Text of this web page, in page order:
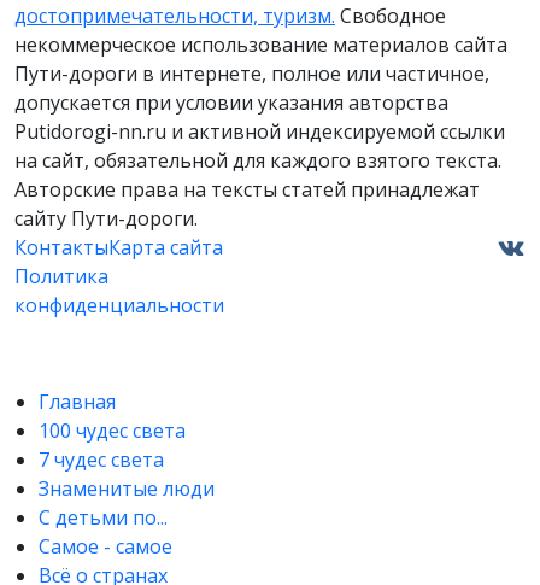
достопримечательности, туризм. Свободное
некоммерческое использование материалов сайта
Пути-дороги в интернете, полное или частичное,
допускается при условии указания авторства
Putidorogi-nn.ru и активной индексируемой ссылки
на сайт, обязательной для каждого взятого текста.
Авторские права на тексты статей принадлежат
сайту Пути-дороги.
КонтактыКарта сайта
Политика
конфиденциальности
Главная
100 чудес света
7 чудес света
Знаменитые люди
С детьми по...
Самое - самое
Всё о странах